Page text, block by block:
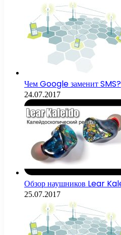
Чем Google заменит SMS?
24.07.2017
Обзор наушников Lear
25.07.2017